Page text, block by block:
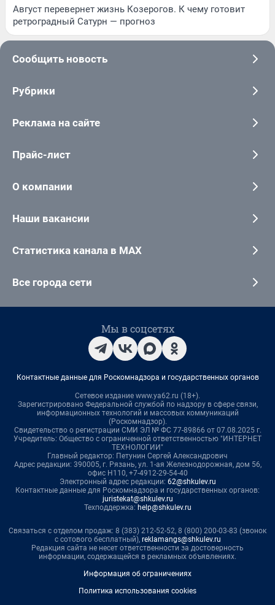
Август перевернет жизнь Козерогов. К чему готовит
ретроградный Сатурн — прогноз
Сообщить новость
Рубрики
Реклама на сайте
Прайс-лист
О компании
Наши вакансии
Статистика канала в MAX
Все города сети
Мы в соцсетях
Контактные данные для Роскомнадзора и государственных органов
Сетевое издание www.ya62.ru (18+).
Зарегистрировано Федеральной службой по надзору в сфере связи,
информационных технологий и массовых коммуникаций
(Роскомнадзор).
Свидетельство о регистрации СМИ ЭЛ № ФС 77-89866 от 07.08.2025 г.
Учредитель: Общество с ограниченной ответственностью "ИНТЕРНЕТ
ТЕХНОЛОГИИ"
Главный редактор: Петунин Сергей Александрович
Адрес редакции: 390005, г. Рязань, ул. 1-ая Железнодорожная, дом 56,
офис Н110, +7-4912-29-54-40
Электронный адрес редакции: 62@shkulev.ru
Контактные данные для Роскомнадзора и государственных органов:
juristekat@shkulev.ru
Техподдержка: help@shkulev.ru
Связаться с отделом продаж: 8 (383) 212-52-52, 8 (800) 200-03-83 (звонок
с сотового бесплатный), reklamangs@shkulev.ru
Редакция сайта не несет ответственности за достоверность
информации, содержащейся в рекламных объявлениях.
Информация об ограничениях
Политика использования cookies